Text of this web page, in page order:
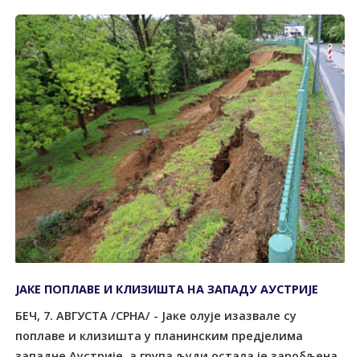
ЈАКЕ ПОПЛАВЕ И КЛИЗИШТА НА ЗАПАДУ АУСТРИЈЕ
БЕЧ, 7. АВГУСТА /СРНА/ - Јаке олује изазвале су
поплаве и клизишта у планинским предјелима